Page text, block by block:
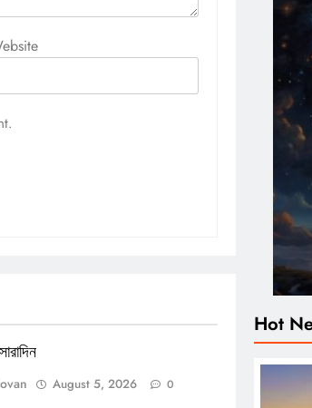
August 5, 2026 0
Hot